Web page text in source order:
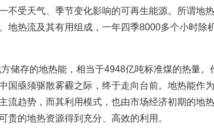
不受天气、季节变化影响的可再生能源。所谓地
地热流及其有用组成，一年四季8000多个小时除
储存的地热能，相当于4948亿吨标准煤的热量。
国亟须驱散雾霾之际，终于走向台前。地热能作
流趋势，而其利用模式，也由市场经济初期的地
贵的地热资源得到充分、高效的利用。